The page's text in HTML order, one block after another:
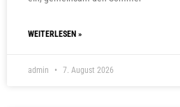
WEITERLESEN »
admin 7. August 2026